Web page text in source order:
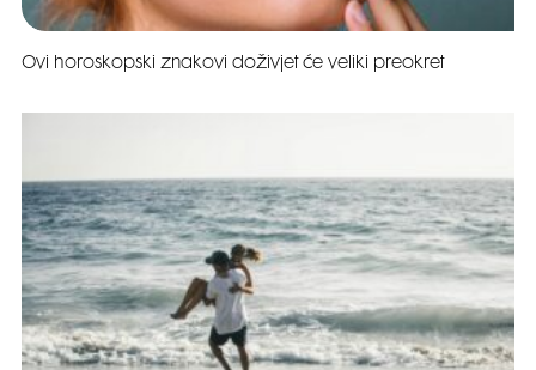
Ovi horoskopski znakovi doživjet će veliki preokret